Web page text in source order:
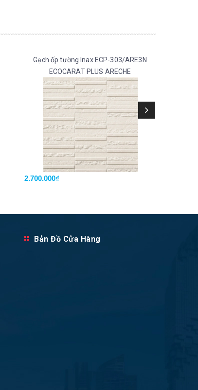
Gạch ốp tường Inax ECP-303/ARE3N
ECOCARAT PLUS ARECHE
2.700.000₫
Bản Đồ Cửa Hàng